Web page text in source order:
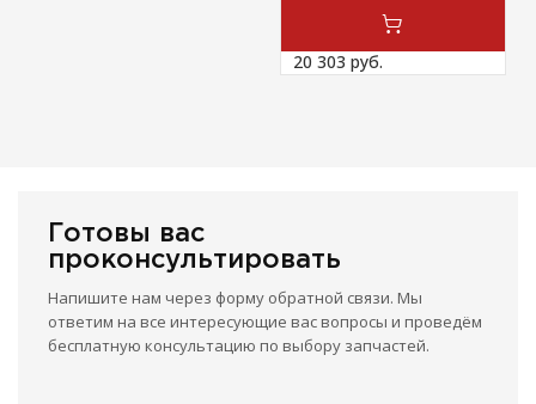
20 303 руб.
Готовы вас
проконсультировать
Напишите нам через форму обратной связи. Мы
ответим на все интересующие вас вопросы и проведём
бесплатную консультацию по выбору запчастей.